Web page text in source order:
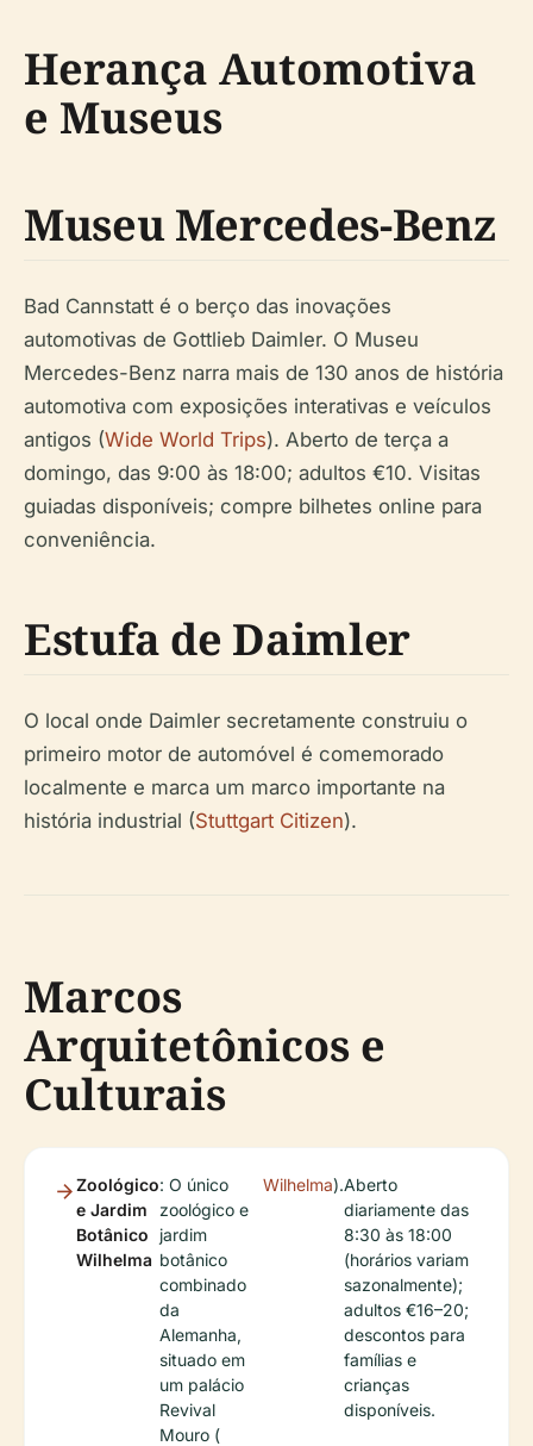
Herança Automotiva
e Museus
Museu Mercedes-Benz
Bad Cannstatt é o berço das inovações
automotivas de Gottlieb Daimler. O Museu
Mercedes-Benz narra mais de 130 anos de história
automotiva com exposições interativas e veículos
antigos (Wide World Trips). Aberto de terça a
domingo, das 9:00 às 18:00; adultos €10. Visitas
guiadas disponíveis; compre bilhetes online para
conveniência.
Estufa de Daimler
O local onde Daimler secretamente construiu o
primeiro motor de automóvel é comemorado
localmente e marca um marco importante na
história industrial (Stuttgart Citizen).
Marcos
Arquitetônicos e
Culturais
Zoológico
e Jardim
Botânico
Wilhelma
: O único
zoológico e
jardim
botânico
combinado
da
Alemanha,
situado em
um palácio
Revival
Mouro (
Wilhelma).Aberto
diariamente das
8:30 às 18:00
(horários variam
sazonalmente);
adultos €16–20;
descontos para
famílias e
crianças
disponíveis.